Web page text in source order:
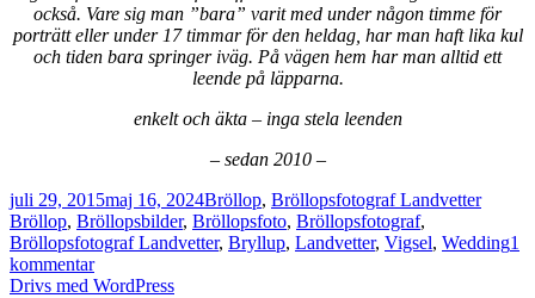
också. Vare sig man ”bara” varit med under någon timme för
porträtt eller under 17 timmar för den heldag, har man haft lika kul
och tiden bara springer iväg. På vägen hem har man alltid ett
leende på läpparna.
enkelt och äkta – inga stela leenden
– sedan 2010 –
Postat
juli 29, 2015maj 16, 2024Kategorier
Bröllop, Bröllopsfotograf LandvetterTaggar
Bröllop, Bröllopsbilder, Bröllopsfoto, Bröllopsfotograf,
Bröllopsfotograf Landvetter, Bryllup, Landvetter, Vigsel, Wedding1
kommentartill
Caroline
Drivs med WordPress